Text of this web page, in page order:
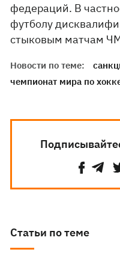
федераций. В
футболу
стыковым матчам
Новости по теме:
чемпионат мира по
Статьи по теме